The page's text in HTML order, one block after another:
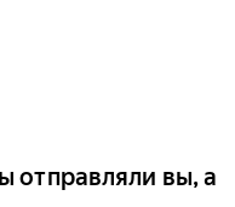
отправляли вы, а